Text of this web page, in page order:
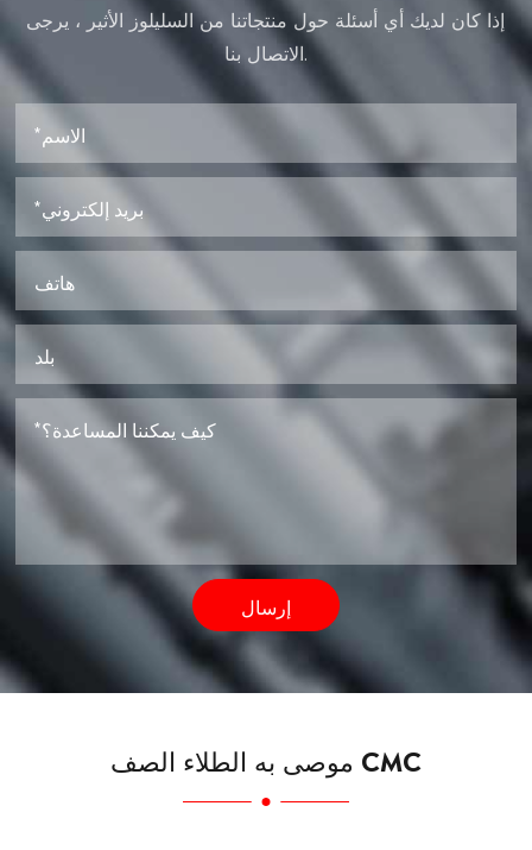
إذا كان لديك أي أسئلة حول منتجاتنا من السليلوز الأثير ، يرجى
الاتصال بنا.
إرسال
موصى به الطلاء الصف CMC